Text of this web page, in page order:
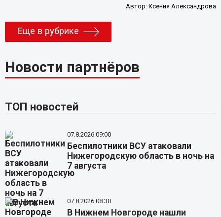
Автор:Ксения Александрова
Еще в рубрике
Новости партнёров
ТОП новостей
07.8.2026 09:00
Беспилотники ВСУ атаковали
Нижегородскую область в ночь на
7 августа
07.8.2026 08:30
В Нижнем Новгороде нашли